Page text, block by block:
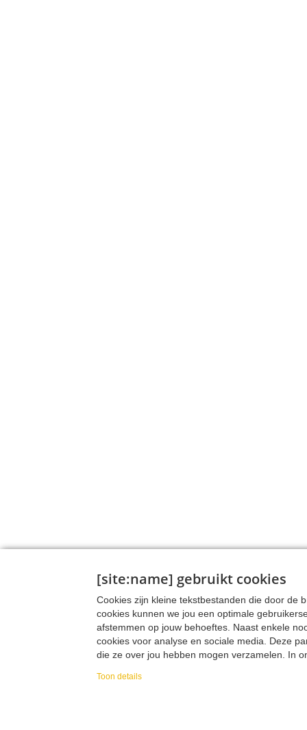
[site:name] gebruikt cookies
Cookies zijn kleine tekstbestanden die door de
cookies kunnen we jou een optimale
afstemmen op jouw behoeftes. Naast enkele
cookies voor analyse en sociale media. Deze
die ze over jou hebben mogen verzamelen. In
Toon details